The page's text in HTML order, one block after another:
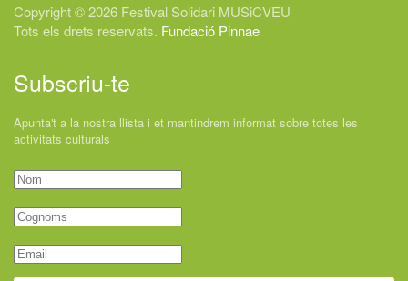
Copyright © 2026 Festival Solidari MUSiCVEU
Tots els drets reservats. Fundació Pinnae
Subscriu-te
Apunta't a la nostra llista i et mantindrem informat sobre totes les
activitats culturals